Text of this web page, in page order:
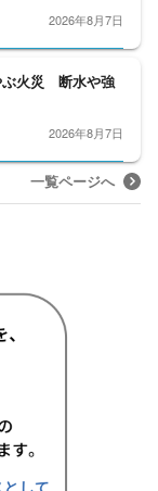
2026年8月7日
ぶ火災 断水や強
2026年8月7日
一覧ページへ